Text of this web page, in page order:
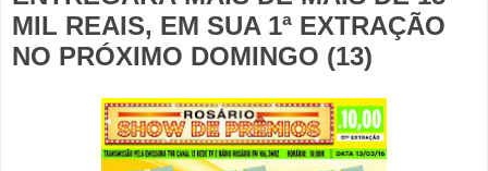
MIL REAIS, EM SUA 1ª EXTRAÇÃO
NO PRÓXIMO DOMINGO (13)